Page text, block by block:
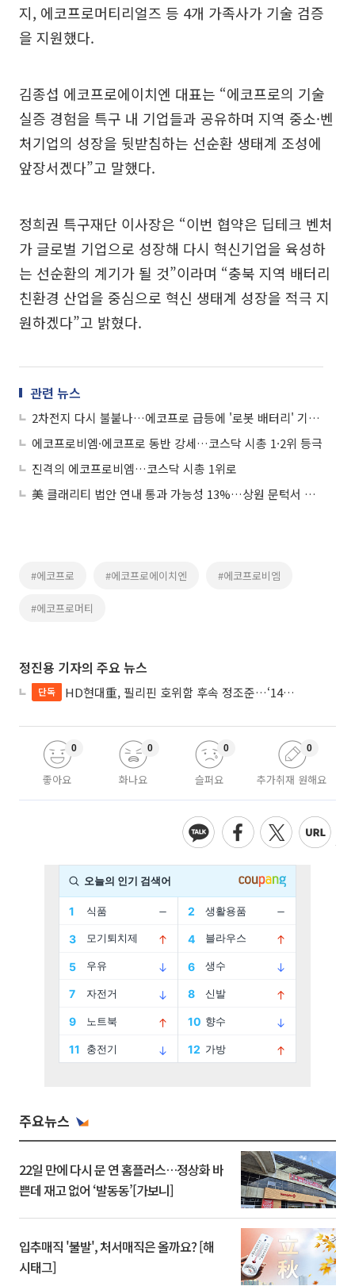
지, 에코프로머티리얼즈 등 4개 가족사가 기술 검증
을 지원했다.
김종섭 에코프로에이치엔 대표는 “에코프로의 기술
실증 경험을 특구 내 기업들과 공유하며 지역 중소·벤
처기업의 성장을 뒷받침하는 선순환 생태계 조성에
앞장서겠다”고 말했다.
정희권 특구재단 이사장은 “이번 협약은 딥테크 벤처
가 글로벌 기업으로 성장해 다시 혁신기업을 육성하
는 선순환의 계기가 될 것”이라며 “충북 지역 배터리
친환경 산업을 중심으로 혁신 생태계 성장을 적극 지
원하겠다”고 밝혔다.
관련 뉴스
2차전지 다시 불붙나…에코프로 급등에 '로봇 배터리' 기대감
에코프로비엠·에코프로 동반 강세…코스닥 시총 1·2위 등극
진격의 에코프로비엠…코스닥 시총 1위로
美 클래리티 법안 연내 통과 가능성 13%…상원 문턱서 제동
#에코프로 #에코프로에이치엔 #에코프로비엠
#에코프로머티
정진용 기자의 주요 뉴스
단독 HD현대重, 필리핀 호위함 후속 정조준…‘14척+α’ 싹쓸이 노린다
좋아요
0
화나요
0
슬퍼요
0
추가취재 원해요
0
주요뉴스
22일 만에 다시 문 연 홈플러스…정상화 바
쁜데 재고 없어 ‘발동동’[가보니]
입추매직 '불발', 처서매직은 올까요? [해
시태그]